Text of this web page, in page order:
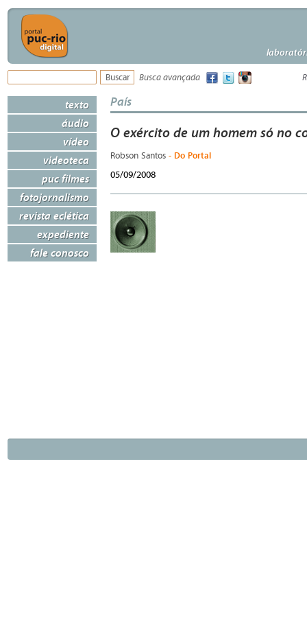
Busca avançada
texto
áudio
vídeo
videoteca
puc filmes
fotojornalismo
revista eclética
expediente
fale conosco
País
O exército de um homem só no
Robson Santos - Do Portal
05/09/2008